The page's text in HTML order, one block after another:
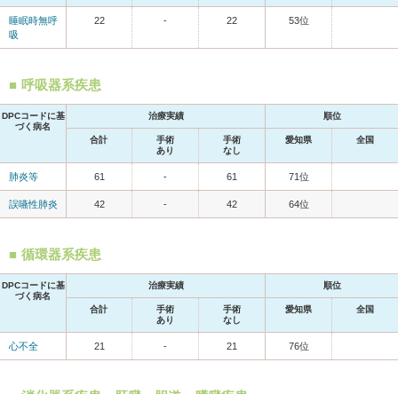
睡眠時無呼
吸
22 - 22 53位
呼吸器系疾患
DPCコードに基
づく病名
治療実績 順位
合計
手術
あり
手術
なし
愛知県 全国
肺炎等 61 - 61 71位
誤嚥性肺炎 42 - 42 64位
循環器系疾患
DPCコードに基
づく病名
治療実績 順位
合計
手術
あり
手術
なし
愛知県 全国
心不全 21 - 21 76位